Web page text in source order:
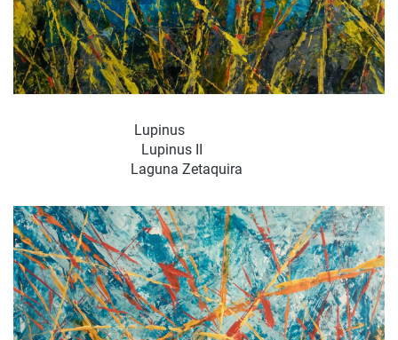
Lupinus
Lupinus II
Laguna Zetaquira